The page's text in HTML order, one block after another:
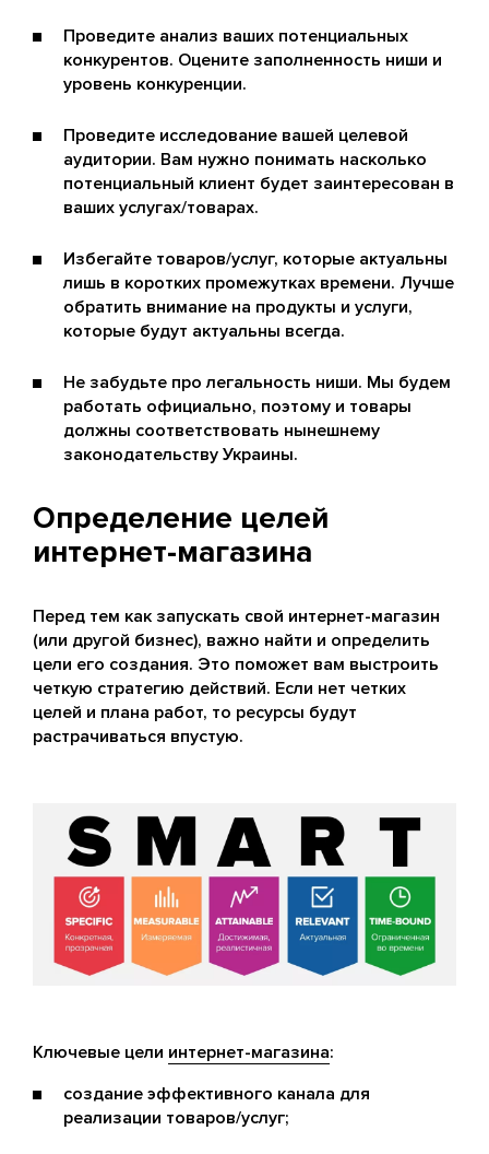
Проведите анализ ваших потенциальных
конкурентов. Оцените заполненность ниши и
уровень конкуренции.
Проведите исследование вашей целевой
аудитории. Вам нужно понимать насколько
потенциальный клиент будет заинтересован в
ваших услугах/товарах.
Избегайте товаров/услуг, которые актуальны
лишь в коротких промежутках времени. Лучше
обратить внимание на продукты и услуги,
которые будут актуальны всегда.
Не забудьте про легальность ниши. Мы будем
работать официально, поэтому и товары
должны соответствовать нынешнему
законодательству Украины.
Определение целей
интернет-магазина
Перед тем как запускать свой интернет-магазин
(или другой бизнес), важно найти и определить
цели его создания. Это поможет вам выстроить
четкую стратегию действий. Если нет четких
целей и плана работ, то ресурсы будут
растрачиваться впустую.
Ключевые цели интернет-магазина:
создание эффективного канала для
реализации товаров/услуг;